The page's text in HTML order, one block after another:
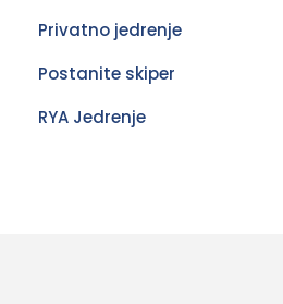
Privatno jedrenje
Postanite skiper
RYA Jedrenje